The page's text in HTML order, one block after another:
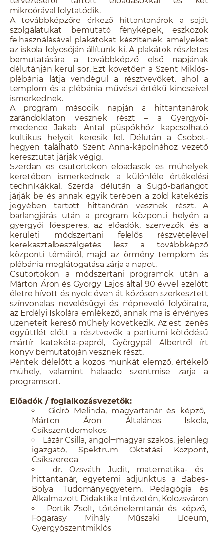
mikroórával folytatódik.
A továbbképzőre érkező hittantanárok a saját
szolgálatukat bemutató fényképek, eszközök
felhasználásával plakátokat készítenek, amelyeket
az iskola folyosóján állítunk ki. A plakátok részletes
bemutatására a továbbképző első napjának
délutánján kerül sor. Ezt követően a Szent Miklós-
plébánia látja vendégül a résztvevőket, ahol a
templom és a plébánia művészi értékű kincseivel
ismerkednek.
A program második napján a hittantanárok
zarándoklaton vesznek részt – a Gyergyói-
medence Jakab Antal püspökhöz kapcsolható
kultikus helyeit keresik fel. Délután a Csobot-
hegyen található Szent Anna-kápolnához vezető
keresztutat járják végig.
Szerdán és csütörtökön előadások és műhelyek
keretében ismerkednek a különféle értékelési
technikákkal. Szerda délután a Sugó-barlangot
járják be és annak egyik terében a zöld katekézis
jegyében tartott hittanórán vesznek részt. A
barlangjárás után a program központi helyén a
gyergyói főesperes, az előadók, szervezők és a
kerületi módszertani felelős részvételével
kerekasztalbeszélgetés lesz a továbbképző
központi témáiról, majd az örmény templom és
plébánia meglátogatása zárja a napot.
Csütörtökön a módszertani programok után a
Márton Áron és György Lajos által 90 évvel ezelőtt
életre hívott és nyolc éven át közösen szerkesztett
színvonalas nevelésügyi és népnevelő folyóiratra,
az Erdélyi Iskolára emlékező, annak ma is érvényes
üzeneteit kereső műhely következik. Az esti zenés
együttlét előtt a résztvevők a partiumi kötődésű
mártír katekéta-papról, Györgypál Albertről írt
könyv bemutatóján vesznek részt.
Péntek délelőtt a közös munkát elemző, értékelő
műhely, valamint hálaadó szentmise zárja a
programsort.
Előadók / foglalkozásvezetők:
Gidró Melinda, magyartanár és képző,
Márton Áron Általános Iskola,
Csíkszentdomokos
Lázár Csilla, angol‒magyar szakos, jelenleg
igazgató, Spektrum Oktatási Központ,
Csíkszereda
dr. Ozsváth Judit, matematika- és
hittantanár, egyetemi adjunktus a Babes-
Bolyai Tudományegyetem, Pedagógia és
Alkalmazott Didaktika Intézetén, Kolozsváron
Portik Zsolt, történelemtanár és képző,
Fogarasy Mihály Műszaki Líceum,
Gyergyószentmiklós